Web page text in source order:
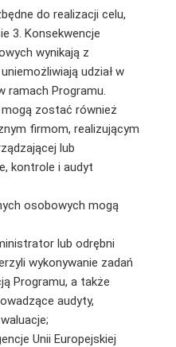
do realizacji celu,
3. Konsekwencje
wynikają z
udział w
ramach Programu.
zostać również
firmom, realizującym
lub
kontrole i audyt
osobowych mogą
lub odrębni
wykonywanie zadań
Programu, a także
audyty,
Unii Europejskiej